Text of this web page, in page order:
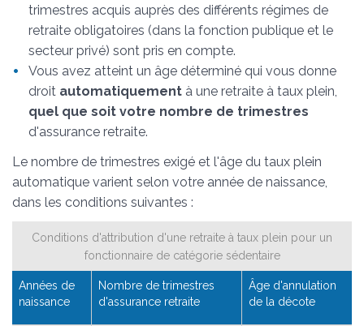
trimestres acquis auprès des différents régimes de
retraite obligatoires (dans la fonction publique et le
secteur privé) sont pris en compte.
Vous avez atteint un âge déterminé qui vous donne
droit automatiquement à une retraite à taux plein,
quel que soit votre nombre de trimestres
d'assurance retraite.
Le nombre de trimestres exigé et l'âge du taux plein
automatique varient selon votre année de naissance,
dans les conditions suivantes :
Conditions d'attribution d'une retraite à taux plein pour un
fonctionnaire de catégorie sédentaire
Années de
naissance
Nombre de trimestres
d'assurance retraite
Âge d'annulation
de la décote